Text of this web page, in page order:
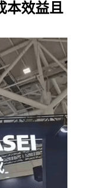
本效益且